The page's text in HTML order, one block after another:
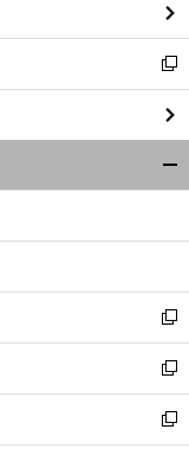
で
開
く
新
し
い
ウ
ィ
ン
ウ
開
く
新
し
い
ウ
ィ
ン
新
し
い
ウ
新
し